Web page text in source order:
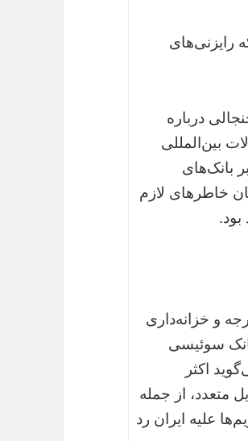
رایزنی‌های
درباره
بین‌المللی
بانک‌های
خاطرهای لازم
بود.
و خزانه‌داری
با دو بانک سوئیسی
اکثر
متعدد، از جمله
علیه ایران رد